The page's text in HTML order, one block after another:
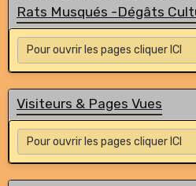
Rats Musqués -Dégâts
Visiteurs & Pages Vues